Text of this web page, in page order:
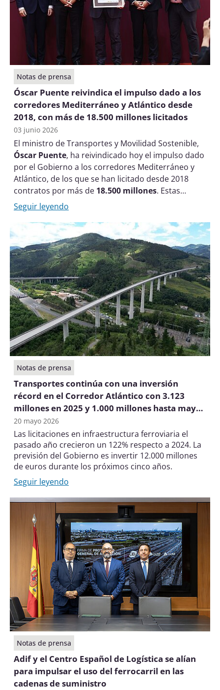
Notas de prensa
Óscar Puente reivindica el impulso dado a los
corredores Mediterráneo y Atlántico desde
2018, con más de 18.500 millones licitados
03 junio 2026
El ministro de Transportes y Movilidad Sostenible,
Óscar Puente, ha reivindicado hoy el impulso dado
por el Gobierno a los corredores Mediterráneo y
Atlántico, de los que se han licitado desde 2018
contratos por más de 18.500 millones. Estas
inversiones están suponiendo el desarrollo
definitivo para estas redes ferroviarias, columnas
vertebrales de la cadena de suministro española e
imprescindibles para la conexión transfronteriza
con la red europea de transportes.
Seguir leyendo
Notas de prensa
Transportes continúa con una inversión
récord en el Corredor Atlántico con 3.123
millones en 2025 y 1.000 millones hasta mayo
de 2026
20 mayo 2026
Las licitaciones en infraestructura ferroviaria el
pasado año crecieron un 122% respecto a 2024. La
previsión del Gobierno es invertir 12.000 millones
de euros durante los próximos cinco años.
Seguir leyendo
Notas de prensa
Adif y el Centro Español de Logística se alían
para impulsar el uso del ferrocarril en las
cadenas de suministro